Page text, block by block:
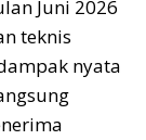
Juni 2026
teknis
nyata